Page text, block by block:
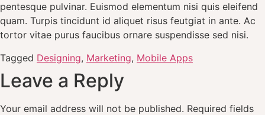
pentesque pulvinar. Euismod elementum nisi quis eleifend
quam. Turpis tincidunt id aliquet risus feutgiat in ante. Ac
tortor vitae purus faucibus ornare suspendisse sed nisi.
Tagged Designing, Marketing, Mobile Apps
Leave a Reply
Your email address will not be published. Required fields